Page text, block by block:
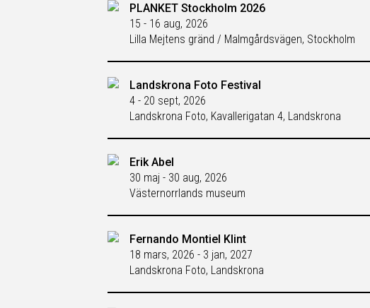
PLANKET Stockholm 2026
15 - 16 aug, 2026
Lilla Mejtens gränd / Malmgårdsvägen, Stockholm
Landskrona Foto Festival
4 - 20 sept, 2026
Landskrona Foto, Kavallerigatan 4, Landskrona
Erik Abel
30 maj - 30 aug, 2026
Västernorrlands museum
Fernando Montiel Klint
18 mars, 2026 - 3 jan, 2027
Landskrona Foto, Landskrona